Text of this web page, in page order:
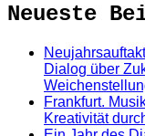
Neueste
Dialog über
Frankfurt.
Kreativität